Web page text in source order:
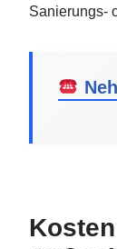
Sanierungs-